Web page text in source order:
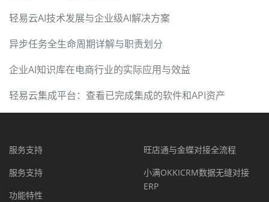
轻易云AI技术发展与企业级AI解决方案
异步任务全生命周期详解与职责划分
企业AI知识库在电商行业的实际应用与效益
轻易云集成平台：查看已完成集成的软件和API资产
服务支持
服务支持
功能特性
旺店通与金蝶对接全流程
小满OKKICRM数据无缝对接
ERP